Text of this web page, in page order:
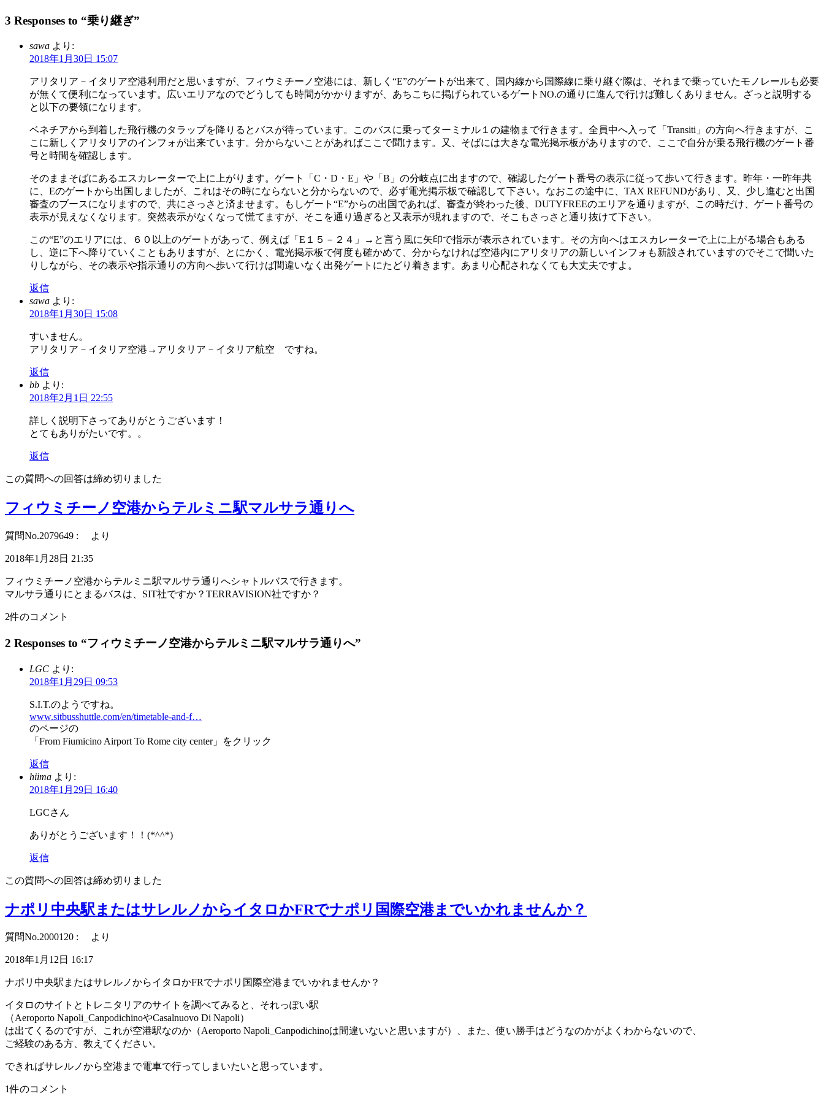
3 Responses to “乗り継ぎ”
sawa より:
2018年1月30日 15:07
アリタリア－イタリア空港利用だと思いますが、フィウミチーノ空港には、新しく“E”のゲートが出来て、国内線から国際線に乗り継ぐ際は、それまで乗っていたモノレールも必要
が無くて便利になっています。広いエリアなのでどうしても時間がかかりますが、あちこちに掲げられているゲートNO.の通りに進んで行けば難しくありません。ざっと説明する
と以下の要領になります。
ベネチアから到着した飛行機のタラップを降りるとバスが待っています。このバスに乗ってターミナル１の建物まで行きます。全員中へ入って「Transiti」の方向へ行きますが、こ
こに新しくアリタリアのインフォが出来ています。分からないことがあればここで聞けます。又、そばには大きな電光掲示板がありますので、ここで自分が乗る飛行機のゲート番
号と時間を確認します。
そのままそばにあるエスカレーターで上に上がります。ゲート「C・D・E」や「B」の分岐点に出ますので、確認したゲート番号の表示に従って歩いて行きます。昨年・一昨年共
に、Eのゲートから出国しましたが、これはその時にならないと分からないので、必ず電光掲示板で確認して下さい。なおこの途中に、TAX REFUNDがあり、又、少し進むと出国
審査のブースになりますので、共にさっさと済ませます。もしゲート“E”からの出国であれば、審査が終わった後、DUTYFREEのエリアを通りますが、この時だけ、ゲート番号の
表示が見えなくなります。突然表示がなくなって慌てますが、そこを通り過ぎると又表示が現れますので、そこもさっさと通り抜けて下さい。
この“E”のエリアには、６０以上のゲートがあって、例えば「E１５－２４」→と言う風に矢印で指示が表示されています。その方向へはエスカレーターで上に上がる場合もある
し、逆に下へ降りていくこともありますが、とにかく、電光掲示板で何度も確かめて、分からなければ空港内にアリタリアの新しいインフォも新設されていますのでそこで聞いた
りしながら、その表示や指示通りの方向へ歩いて行けば間違いなく出発ゲートにたどり着きます。あまり心配されなくても大丈夫ですよ。
返信
sawa より:
2018年1月30日 15:08
すいません。
アリタリア－イタリア空港→アリタリア－イタリア航空 ですね。
返信
bb より:
2018年2月1日 22:55
詳しく説明下さってありがとうございます！
とてもありがたいです。。
返信
この質問への回答は締め切りました
フィウミチーノ空港からテルミニ駅マルサラ通りへ
質問No.2079649 : より
2018年1月28日 21:35
フィウミチーノ空港からテルミニ駅マルサラ通りへシャトルバスで行きます。
マルサラ通りにとまるバスは、SIT社ですか？TERRAVISION社ですか？
2件のコメント
2 Responses to “フィウミチーノ空港からテルミニ駅マルサラ通りへ”
LGC より:
2018年1月29日 09:53
S.I.T.のようですね。
www.sitbusshuttle.com/en/timetable-and-f…
のページの
「From Fiumicino Airport To Rome city center」をクリック
返信
hiima より:
2018年1月29日 16:40
LGCさん
ありがとうございます！！(*^^*)
返信
この質問への回答は締め切りました
ナポリ中央駅またはサレルノからイタロかFRでナポリ国際空港までいかれませんか？
質問No.2000120 : より
2018年1月12日 16:17
ナポリ中央駅またはサレルノからイタロかFRでナポリ国際空港までいかれませんか？
イタロのサイトとトレニタリアのサイトを調べてみると、それっぽい駅
（Aeroporto Napoli_CanpodichinoやCasalnuovo Di Napoli）
は出てくるのですが、これが空港駅なのか（Aeroporto Napoli_Canpodichinoは間違いないと思いますが）、また、使い勝手はどうなのかがよくわからないので、
ご経験のある方、教えてください。
できればサレルノから空港まで電車で行ってしまいたいと思っています。
1件のコメント